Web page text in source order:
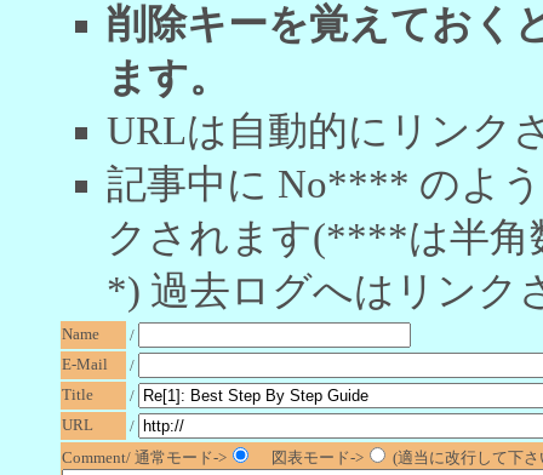
削除キーを覚えておく
ます。
URLは自動的にリンク
記事中に No**** のよ
クされます(****は半角
*) 過去ログへはリンク
Name
/
E-Mail
/
Title
/
URL
/
Comment/ 通常モード->
図表モード-> (適当に改行して下